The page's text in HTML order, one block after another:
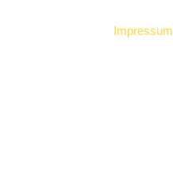
Impressum